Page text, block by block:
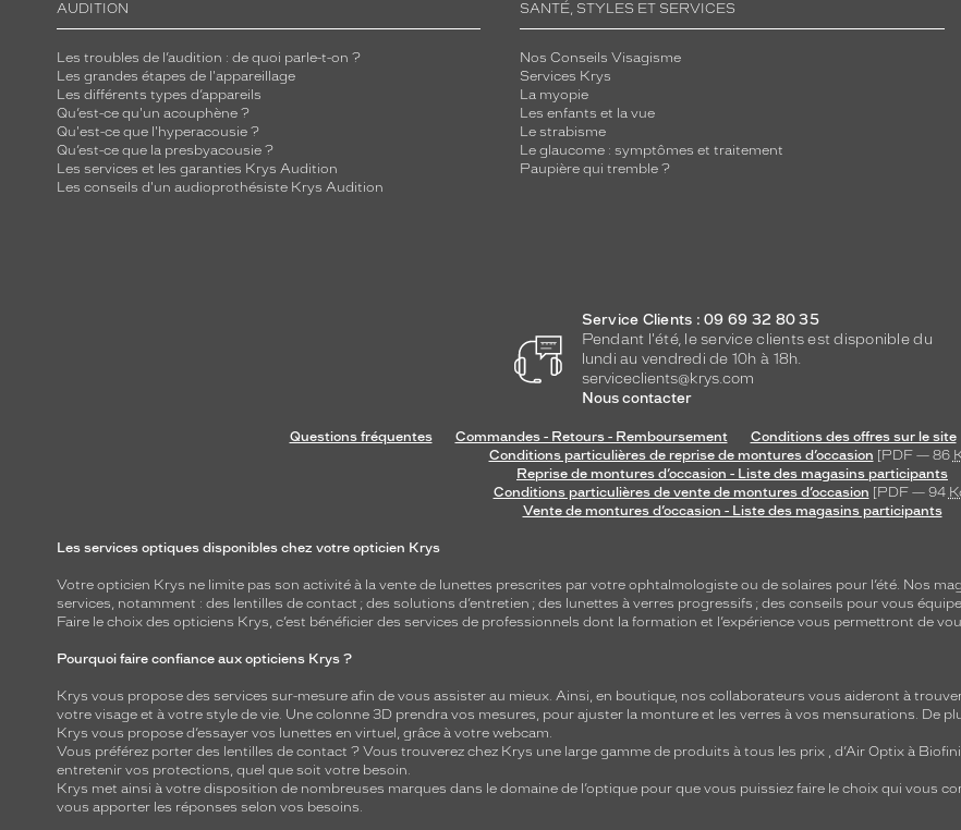
AUDITION
Les troubles de l’audition : de quoi parle-t-on ?
Les grandes étapes de l'appareillage
Les différents types d’appareils
Qu’est-ce qu'un acouphène ?
Qu'est-ce que l'hyperacousie ?
Qu’est-ce que la presbyacousie ?
Les services et les garanties Krys Audition
Les conseils d'un audioprothésiste Krys Audition
SANTÉ, STYLES ET SERVICES
Nos Conseils Visagisme
Services Krys
La myopie
Les enfants et la vue
Le strabisme
Le glaucome : symptômes et traitement
Paupière qui tremble ?
Service Clients : 09 69 32 80 35
Pendant l'été, le service clients est disponible du
lundi au vendredi de 10h à 18h.
serviceclients@krys.com
Nous contacter
Questions fréquentes Commandes - Retours - Remboursement Conditions des offres sur le site
Conditions particulières de reprise de montures d’occasion [PDF — 86
Reprise de montures d’occasion - Liste des magasins participants
Conditions particulières de vente de montures d’occasion [PDF — 94
Vente de montures d’occasion - Liste des magasins participants
Les services optiques disponibles chez votre opticien Krys
Votre opticien Krys ne limite pas son activité à la vente de lunettes prescrites par votre ophtalmologiste ou de solaires pour l’été. Nos
services, notamment : des lentilles de contact ; des solutions d’entretien ; des lunettes à verres progressifs ; des conseils pour vous
Faire le choix des opticiens Krys, c’est bénéficier des services de professionnels dont la formation et l’expérience vous permettront de
Pourquoi faire confiance aux opticiens Krys ?
Krys vous propose des services sur-mesure afin de vous assister au mieux. Ainsi, en boutique, nos collaborateurs vous aideront à
votre visage et à votre style de vie. Une colonne 3D prendra vos mesures, pour ajuster la monture et les verres à vos mensurations. De
Krys vous propose d’essayer vos lunettes en virtuel, grâce à votre webcam.
Vous préférez porter des lentilles de contact ? Vous trouverez chez Krys une large gamme de produits à tous les prix , d’Air Optix à
entretenir vos protections, quel que soit votre besoin.
Krys met ainsi à votre disposition de nombreuses marques dans le domaine de l’optique pour que vous puissiez faire le choix qui vous
vous apporter les réponses selon vos besoins.